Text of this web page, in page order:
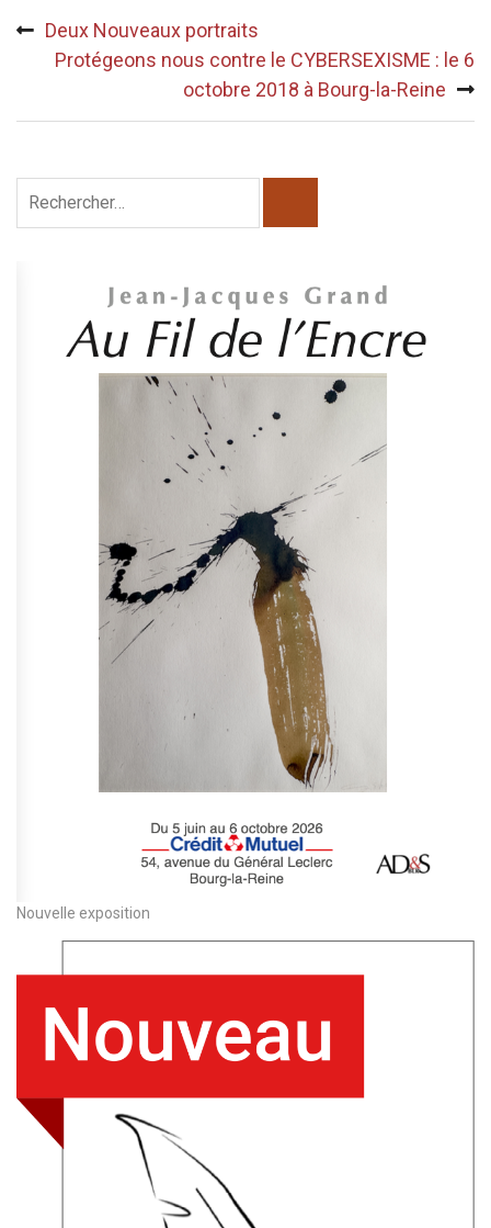
Pour prendre RDV tel…
Deux Nouveaux portraits
Protégeons nous contre le CYBERSEXISME : le 6
octobre 2018 à Bourg-la-Reine
Nouvelle exposition